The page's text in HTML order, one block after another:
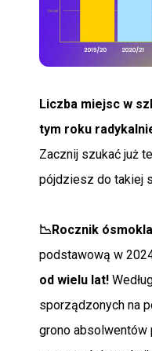
Liczba miejsc w
tym roku
Zacznij szukać już
pójdziesz do takiej
📉Rocznik
podstawową w
od wielu lat!
sporządzonych na
grono absolwentów